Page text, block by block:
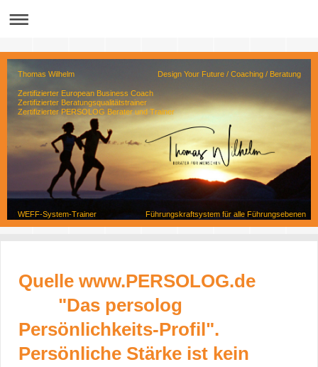
Thomas Wilhelm Design Your Future / Coaching / Beratung
Zertifizierter European Business Coach
Zertifizierter Beratungsqualitätstrainer
Zertifizierter PERSOLOG Berater und Trainer
WEFF-System-Trainer Führungskraftsystem für alle Führungsebenen
Quelle www.PERSOLOG.de
"Das persolog
Persönlichkeits-Profil".
Persönliche Stärke ist kein